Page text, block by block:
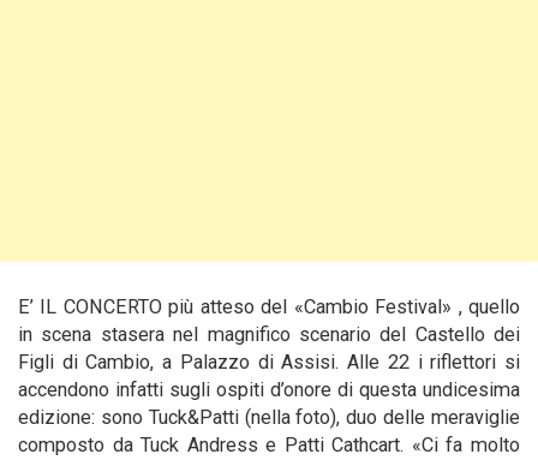
E’ IL CONCERTO più atteso del «Cambio Festival» , quello
in scena stasera nel magnifico scenario del Castello dei
Figli di Cambio, a Palazzo di Assisi. Alle 22 i riflettori si
accendono infatti sugli ospiti d’onore di questa undicesima
edizione: sono Tuck&Patti (nella foto), duo delle meraviglie
composto da Tuck Andress e Patti Cathcart. «Ci fa molto